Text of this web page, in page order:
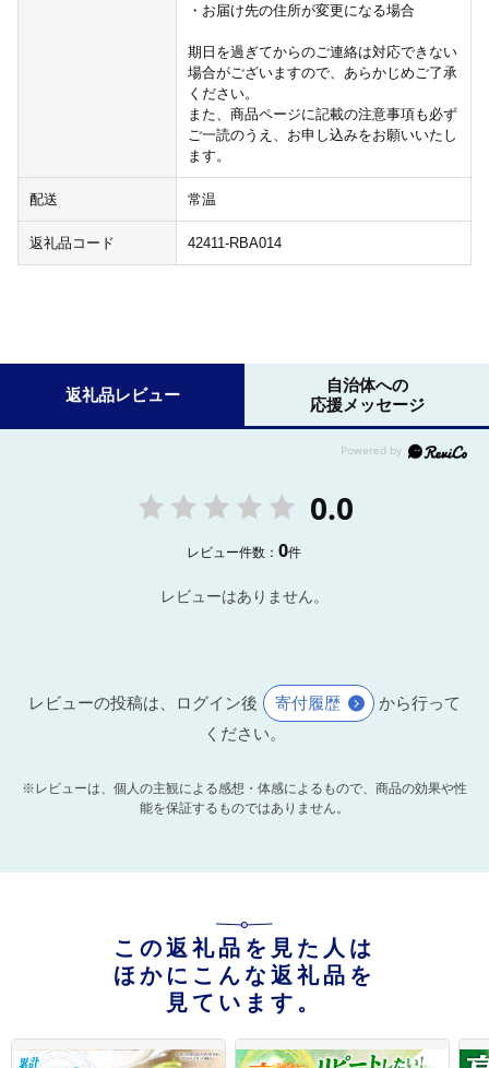
・お届け先の住所が変更になる場合
期日を過ぎてからのご連絡は対応できない
場合がございますので、あらかじめご了承
ください。
また、商品ページに記載の注意事項も必ず
ご一読のうえ、お申し込みをお願いいたし
ます。
配送 常温
返礼品コード 42411-RBA014
返礼品レビュー
自治体への
応援メッセージ
0.0
レビュー件数：0件
レビューはありません。
レビューの投稿は、ログイン後 寄付履歴
から行って
ください。
※レビューは、個人の主観による感想・体感によるもので、商品の効果や性
能を保証するものではありません。
この返礼品を見た人は
ほかにこんな返礼品を
見ています。